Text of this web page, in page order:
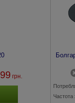
грн.
Частота